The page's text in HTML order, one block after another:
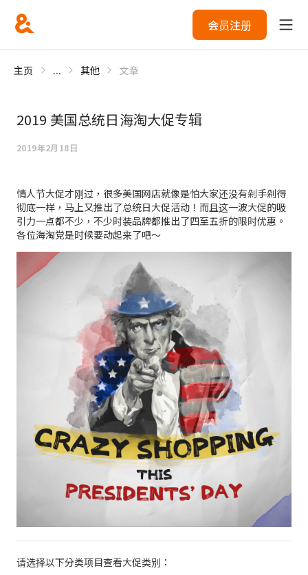
会员注册
主页 ... 其他 文章
2019 美国总统日海淘大促专辑
2019年2月18日
情人节大促才刚过，很多美国网店就像是怕大家还没有剁手剁得
彻底一样，马上又推出了总统日大促活动！而且这一波大促的吸
引力一点都不少，不少时装品牌都推出了四至五折的限时优惠。
各位海淘党是时候要动起来了吧～
请选择以下分类项目查看大促类别：